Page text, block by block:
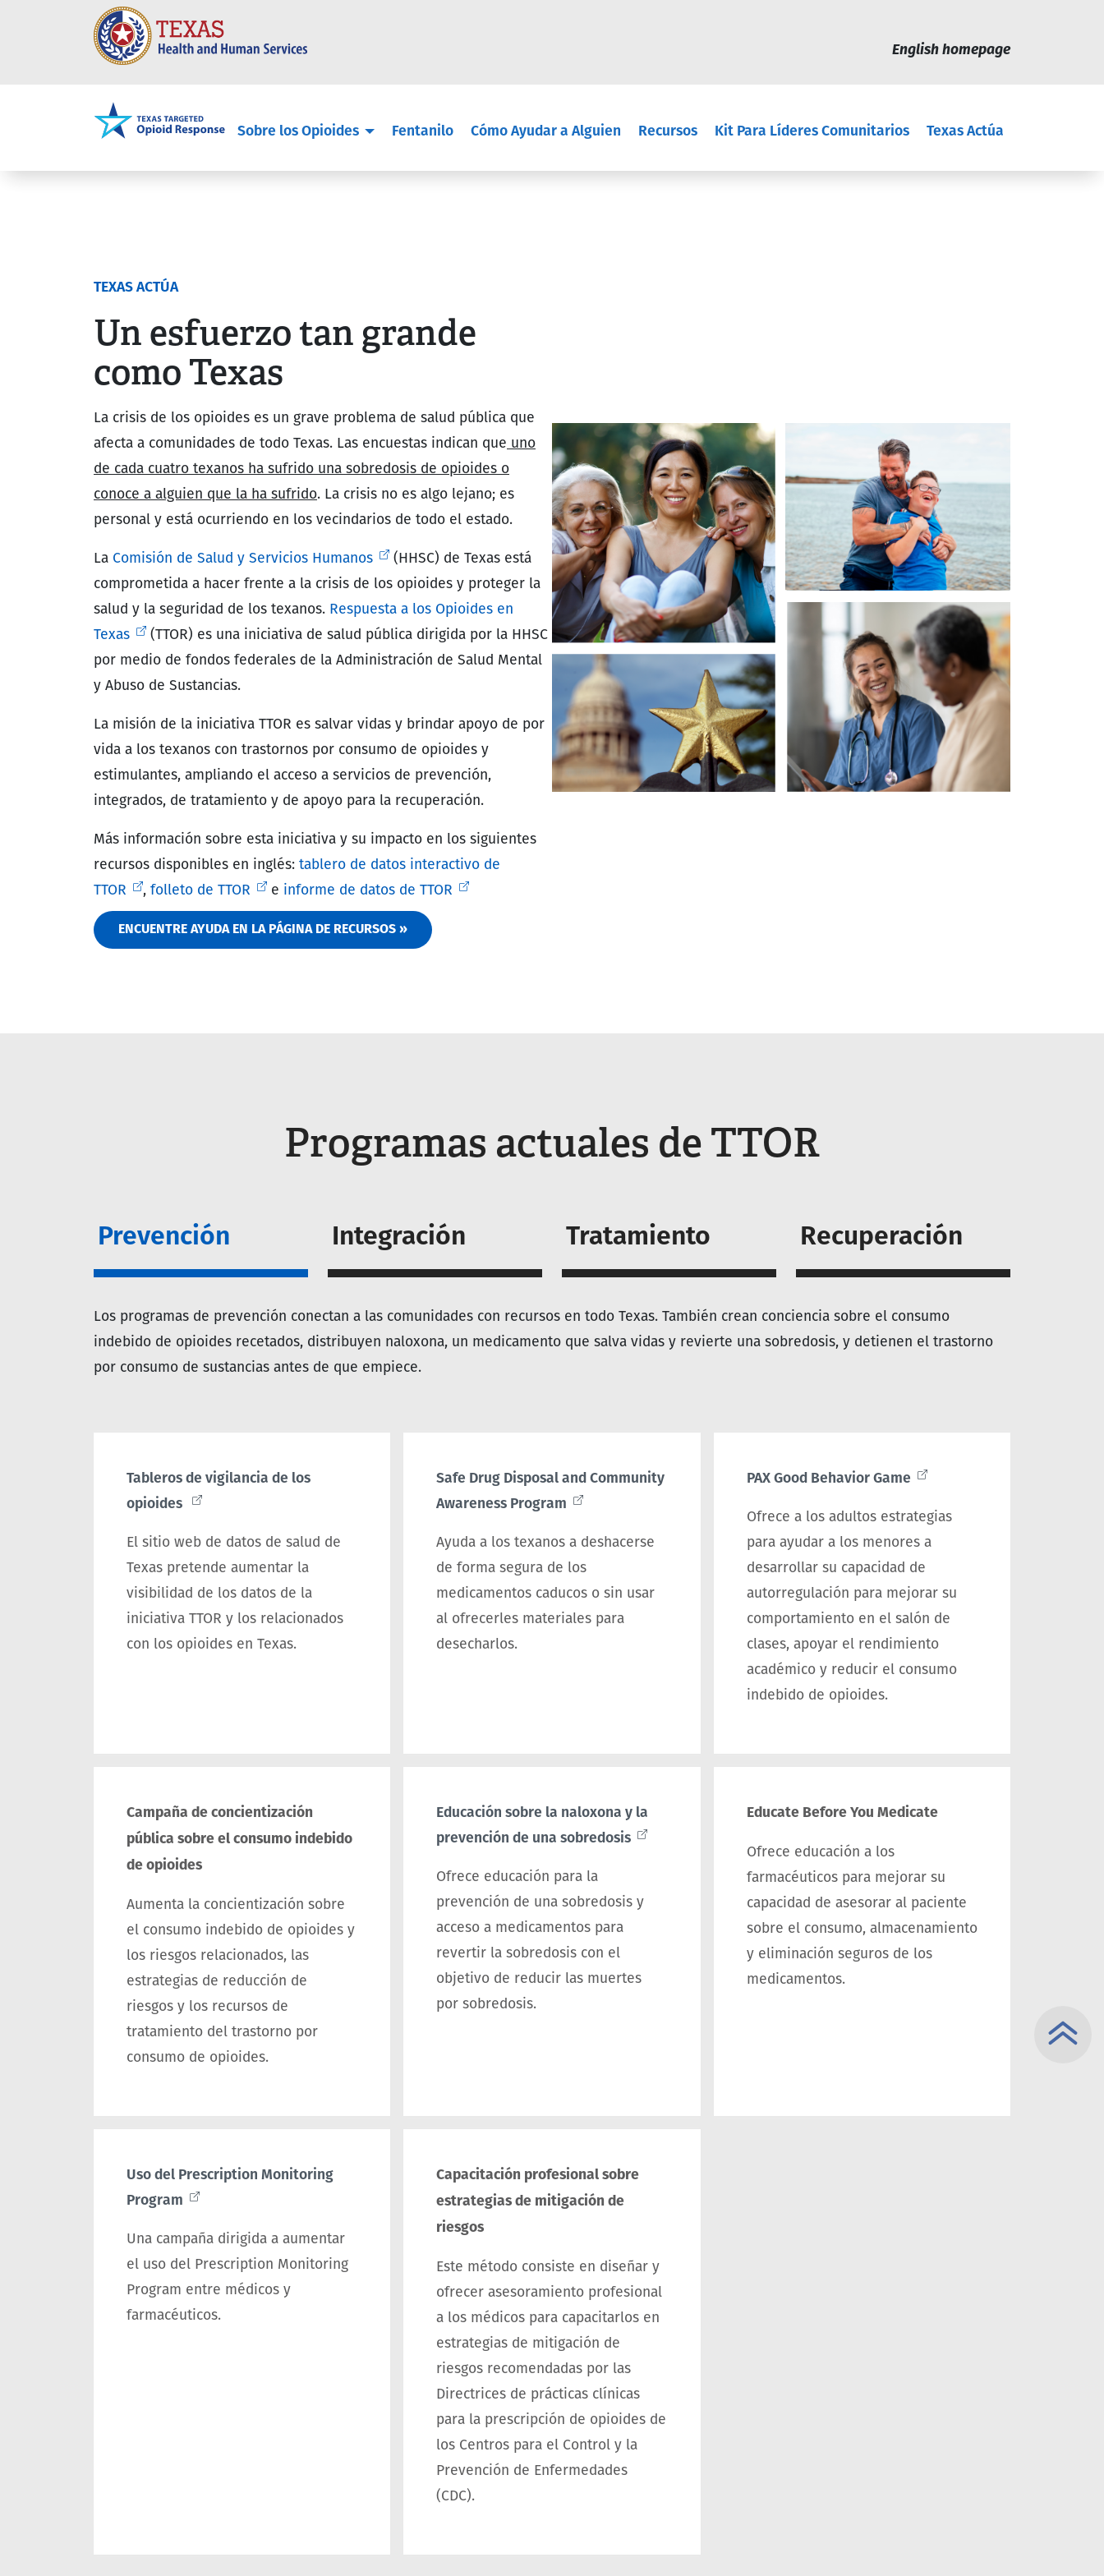
English homepage
Spanish Main navigation
Sobre los Opioides Fentanilo Cómo Ayudar a Alguien Recursos Kit Para Líderes Comunitarios Texas Actúa
TEXAS ACTÚA
Un esfuerzo tan grande
como Texas
La crisis de los opioides es un grave problema de salud pública que
afecta a comunidades de todo Texas. Las encuestas indican que uno
de cada cuatro texanos ha sufrido una sobredosis de opioides o
conoce a alguien que la ha sufrido. La crisis no es algo lejano; es
personal y está ocurriendo en los vecindarios de todo el estado.
La Comisión de Salud y Servicios Humanos
(HHSC) de Texas está
comprometida a hacer frente a la crisis de los opioides y proteger la
salud y la seguridad de los texanos. Respuesta a los Opioides en
Texas
(TTOR) es una iniciativa de salud pública dirigida por la HHSC
por medio de fondos federales de la Administración de Salud Mental
y Abuso de Sustancias.
La misión de la iniciativa TTOR es salvar vidas y brindar apoyo de por
vida a los texanos con trastornos por consumo de opioides y
estimulantes, ampliando el acceso a servicios de prevención,
integrados, de tratamiento y de apoyo para la recuperación.
Más información sobre esta iniciativa y su impacto en los siguientes
recursos disponibles en inglés: tablero de datos interactivo de
TTOR
, folleto de TTOR e informe de datos de TTOR
ENCUENTRE AYUDA EN LA PÁGINA DE RECURSOS »
Programas actuales de TTOR
Prevención Integración Tratamiento Recuperación
Los programas de prevención conectan a las comunidades con recursos en todo Texas. También crean conciencia sobre el consumo
indebido de opioides recetados, distribuyen naloxona, un medicamento que salva vidas y revierte una sobredosis, y detienen el trastorno
por consumo de sustancias antes de que empiece.
Tableros de vigilancia de los
opioides
El sitio web de datos de salud de
Texas pretende aumentar la
visibilidad de los datos de la
iniciativa TTOR y los relacionados
con los opioides en Texas.
Safe Drug Disposal and Community
Awareness Program
Ayuda a los texanos a deshacerse
de forma segura de los
medicamentos caducos o sin usar
al ofrecerles materiales para
desecharlos.
PAX Good Behavior Game
Ofrece a los adultos estrategias
para ayudar a los menores a
desarrollar su capacidad de
autorregulación para mejorar su
comportamiento en el salón de
clases, apoyar el rendimiento
académico y reducir el consumo
indebido de opioides.
Campaña de concientización
pública sobre el consumo indebido
de opioides
Aumenta la concientización sobre
el consumo indebido de opioides y
los riesgos relacionados, las
estrategias de reducción de
riesgos y los recursos de
tratamiento del trastorno por
consumo de opioides.
Educación sobre la naloxona y la
prevención de una sobredosis
Ofrece educación para la
prevención de una sobredosis y
acceso a medicamentos para
revertir la sobredosis con el
objetivo de reducir las muertes
por sobredosis.
Educate Before You Medicate
Ofrece educación a los
farmacéuticos para mejorar su
capacidad de asesorar al paciente
sobre el consumo, almacenamiento
y eliminación seguros de los
medicamentos.
Uso del Prescription Monitoring
Program
Una campaña dirigida a aumentar
el uso del Prescription Monitoring
Program entre médicos y
farmacéuticos.
Capacitación profesional sobre
estrategias de mitigación de
riesgos
Este método consiste en diseñar y
ofrecer asesoramiento profesional
a los médicos para capacitarlos en
estrategias de mitigación de
riesgos recomendadas por las
Directrices de prácticas clínicas
para la prescripción de opioides de
los Centros para el Control y la
Prevención de Enfermedades
(CDC).